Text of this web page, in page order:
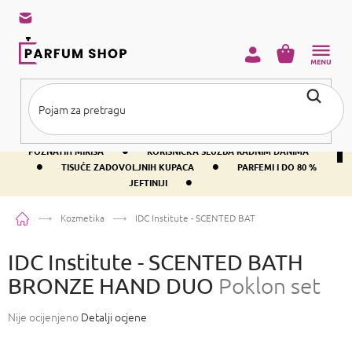
sadržaj
BESPLATNA DOSTAVA IZNAD PRIBLIŽNO 37 € •
400+ SVJETSKI
POZNATIH MIRISA
• KORISNIČKA SLUŽBA RADNIM DANIMA
• TISUĆE ZADOVOLJNIH KUPACA •
PARFEMI I DO 80 %
JEFTINIJI
•
KOŠARICA
PočetnaKozmetika IDC Institute - SCENTED BATH BRONZE HAND DUO
IDC Institute - SCENTED BATH
BRONZE HAND DUO Poklon set
Prosječna
Nije ocijenjeno Detalji ocjene